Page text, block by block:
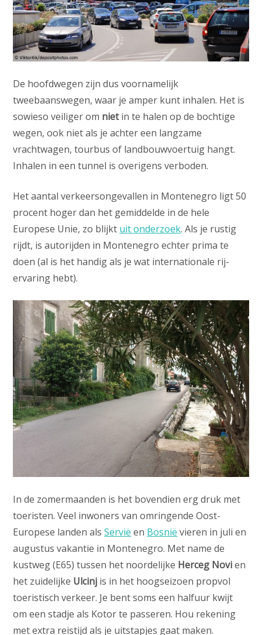
De hoofdwegen zijn dus voornamelijk
tweebaanswegen, waar je amper kunt inhalen. Het is
sowieso veiliger om nietin te halen op de bochtige
wegen, ook niet als je achter een langzame
vrachtwagen, tourbus of landbouwvoertuig hangt.
Inhalen in een tunnel is overigens verboden.
Het aantal verkeersongevallen in Montenegro ligt 50
procent hoger dan het gemiddelde in de hele
Europese Unie, zo blijkt uit onderzoek. Als je rustig
rijdt, is autorijden in Montenegro echter prima te
doen (al is het handig als je wat internationale rij-
ervaring hebt).
In de zomermaanden is het bovendien erg druk met
toeristen. Veel inwoners van omringende Oost-
Europese landen alsServië en Bosnië vieren in juli en
augustus vakantie in Montenegro. Met name de
kustweg (E65) tussen het noordelijke Herceg Novien
het zuidelijke Ulcinj is in het hoogseizoen propvol
toeristisch verkeer. Je bent soms een halfuur kwijt
om een stadje als Kotor te passeren. Hou rekening
met extra reistijd als je uitstapjes gaat maken.